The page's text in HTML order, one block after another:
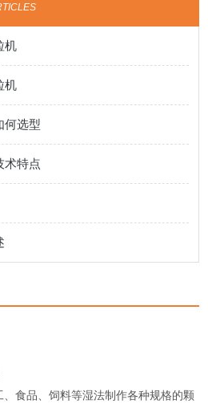
机
机
何选型
术特点
食品、饲料等湿法制作各种规格的颗